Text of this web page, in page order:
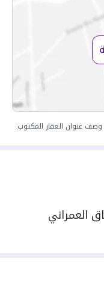
عنوان العقار المكتوب
العمراني